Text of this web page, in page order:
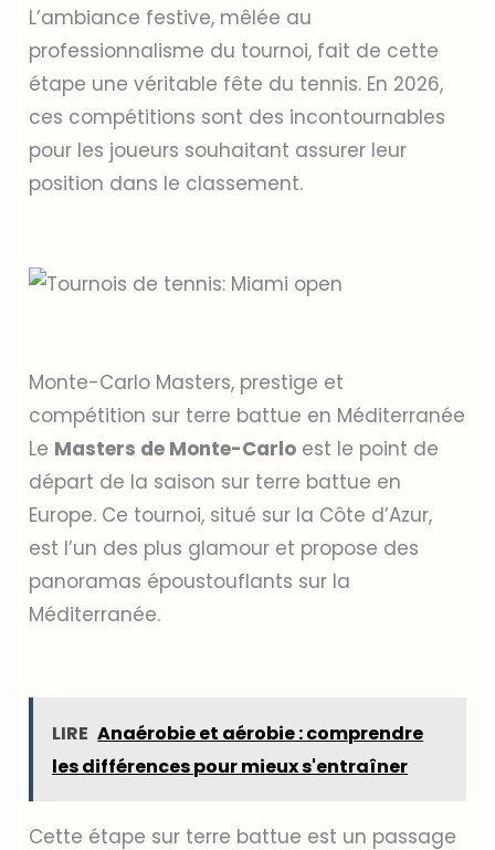
L’ambiance festive, mêlée au
professionnalisme du tournoi, fait de cette
étape une véritable fête du tennis. En 2026,
ces compétitions sont des incontournables
pour les joueurs souhaitant assurer leur
position dans le classement.
Monte-Carlo Masters, prestige et
compétition sur terre battue en Méditerranée
Le Masters de Monte-Carlo est le point de
départ de la saison sur terre battue en
Europe. Ce tournoi, situé sur la Côte d’Azur,
est l’un des plus glamour et propose des
panoramas époustouflants sur la
Méditerranée.
LIRE Anaérobie et aérobie : comprendre
les différences pour mieux s'entraîner
Cette étape sur terre battue est un passage